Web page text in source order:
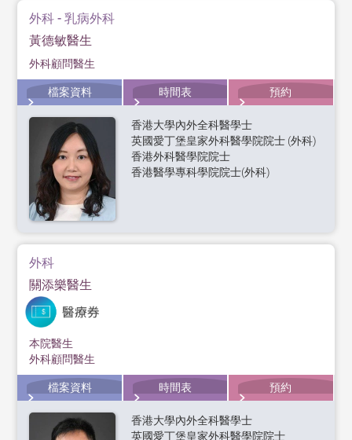
外科 - 乳病外科
黃德敏醫生
外科顧問醫生
檔案資料 時間表 預約
香港大學內外全科醫學士
英國愛丁堡皇家外科醫學院院士 (外科)
香港外科醫學院院士
香港醫學專科學院院士(外科)
外科
關添樂醫生
本院醫生
外科顧問醫生
檔案資料 時間表 預約
香港大學內外全科醫學士
英國愛丁堡皇家外科醫學院院士